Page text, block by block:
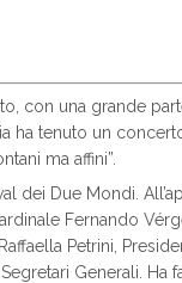
con una grande
ha tenuto un
ma affini”.
dei Due Mondi.
Fernando
Petrini,
Generali. Ha